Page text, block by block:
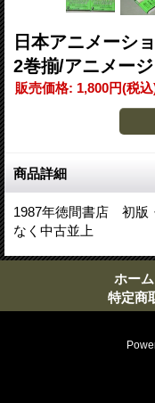
日本アニメーシ
2巻揃/アニメー
販売価格: 1,800円(税
商品詳細
1987年徳間書店 初版
なく中古並上
ホーム
特定商